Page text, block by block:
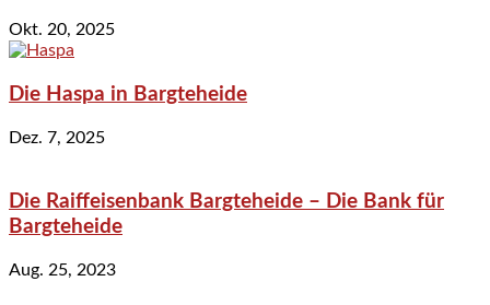
Okt. 20, 2025
Die Haspa in Bargteheide
Dez. 7, 2025
Die Raiffeisenbank Bargteheide – Die Bank für
Bargteheide
Aug. 25, 2023